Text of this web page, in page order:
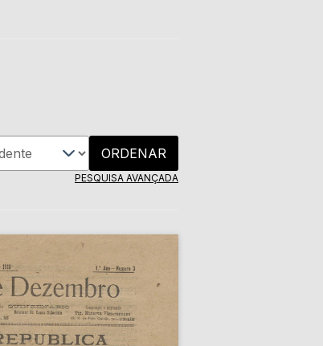
ORDENAR
PESQUISA AVANÇADA